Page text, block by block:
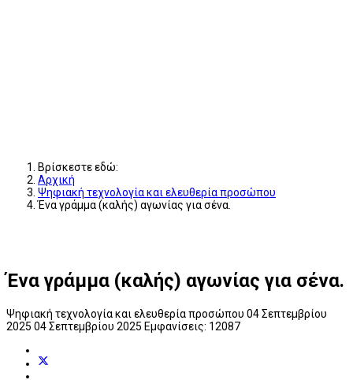
Βρίσκεστε εδώ:
Αρχική
Ψηφιακή τεχνολογία και ελευθερία προσώπου
Ένα γράμμα (καλής) αγωνίας για σένα.
Ένα γράμμα (καλής) αγωνίας για σένα.
Ψηφιακή τεχνολογία και ελευθερία προσώπου 04 Σεπτεμβρίου
2025 04 Σεπτεμβρίου 2025 Εμφανίσεις: 12087